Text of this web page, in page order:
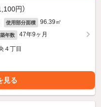
円）
使用部分面積 96.39㎡
築年数 47年9ヶ月
４丁目
見る